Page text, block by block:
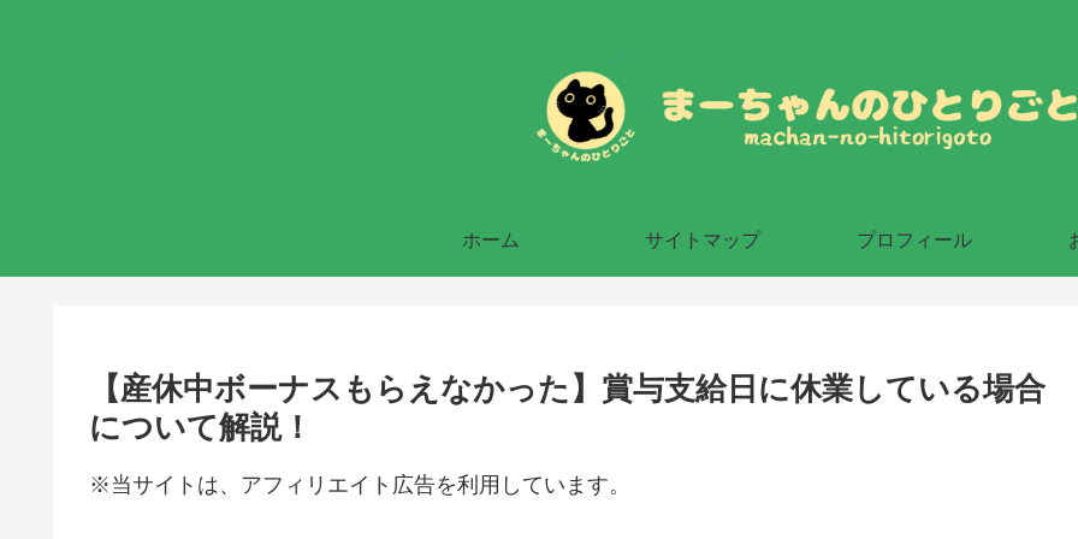
ホーム サイトマップ プロフィール
【産休中ボーナスもらえなかった】賞与支給日に休業している場合
について解説！
※当サイトは、アフィリエイト広告を利用しています。